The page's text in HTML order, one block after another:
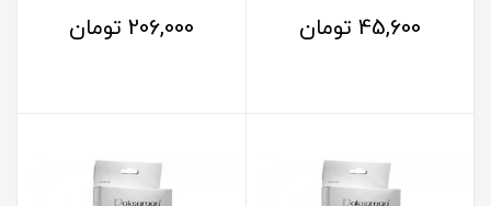
45,600 تومان 206,000 تومان